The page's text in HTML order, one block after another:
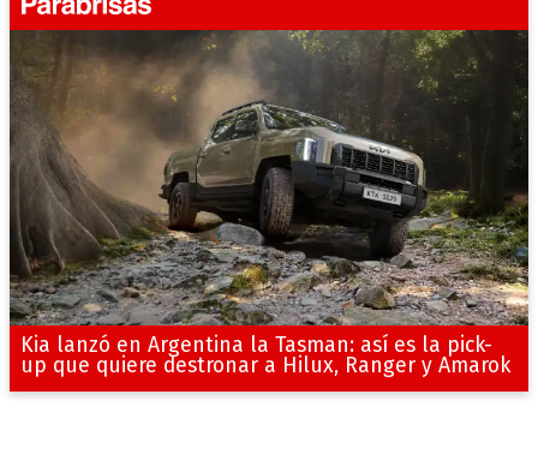
Kia lanzó en Argentina la Tasman: así es la pick-
up que quiere destronar a Hilux, Ranger y Amarok